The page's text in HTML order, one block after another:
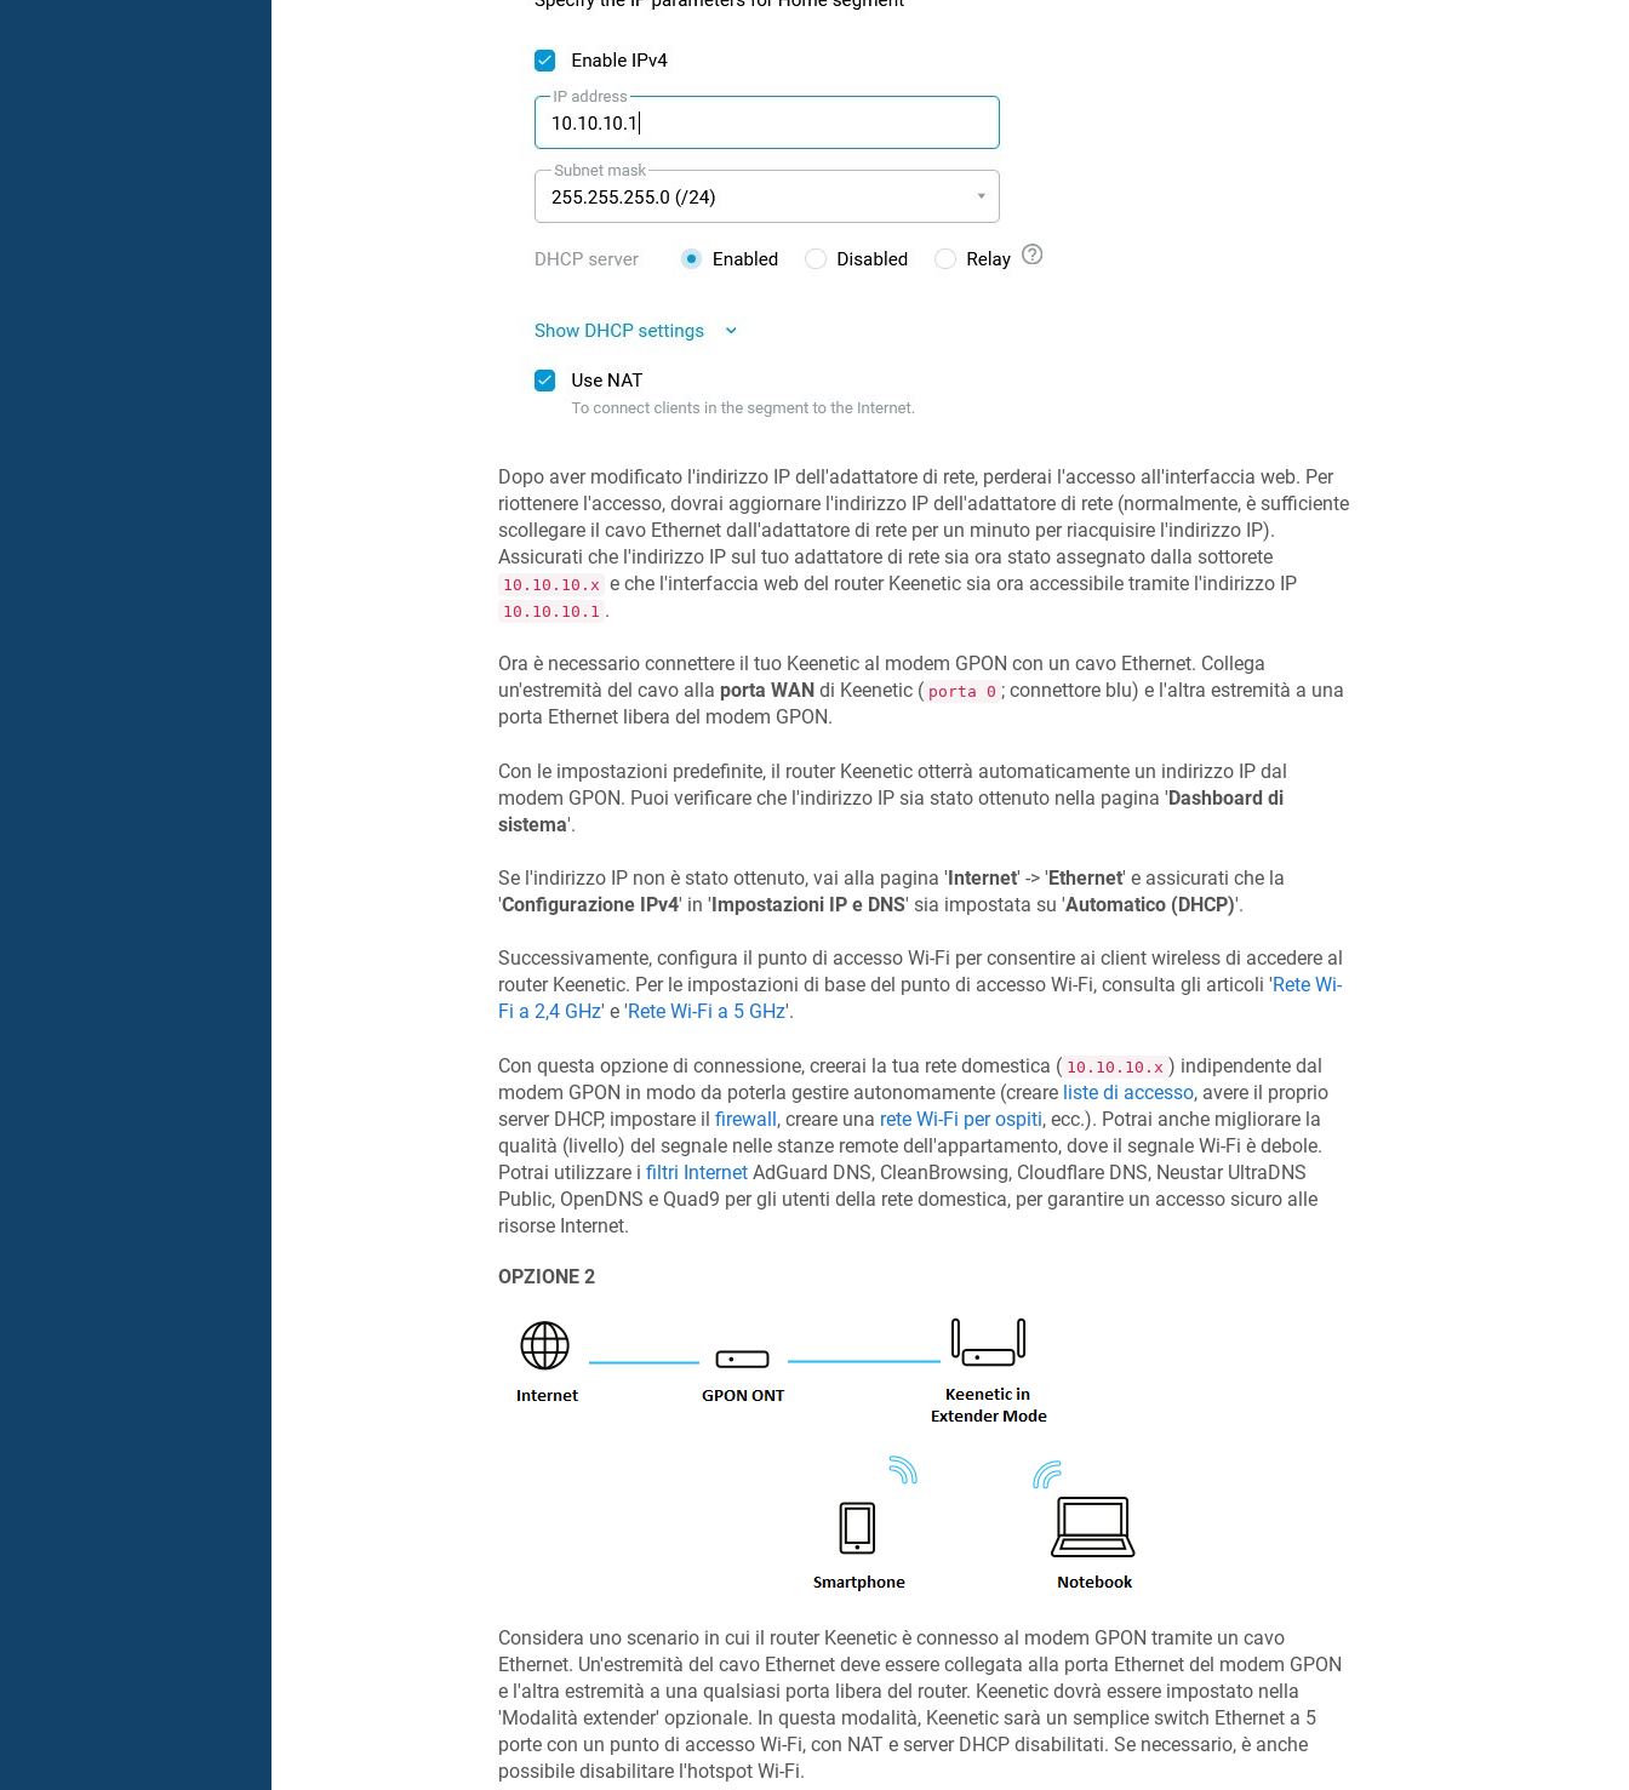
Dopo aver modificato l'indirizzo IP dell'adattatore di rete, perderai l'accesso all'interfaccia web. Per
riottenere l'accesso, dovrai aggiornare l'indirizzo IP dell'adattatore di rete (normalmente, è sufficiente
scollegare il cavo Ethernet dall'adattatore di rete per un minuto per riacquisire l'indirizzo IP).
Assicurati che l'indirizzo IP sul tuo adattatore di rete sia ora stato assegnato dalla sottorete
10.10.10.x e che l'interfaccia web del router Keeneticsia ora accessibile tramite l'indirizzo IP
10.10.10.1 .
Ora è necessario connettere il tuo Keenetical modem GPON con un cavo Ethernet. Collega
un'estremità del cavo alla porta WAN di Keenetic( porta 0 ; connettore blu) e l'altra estremità a una
porta Ethernet libera del modem GPON.
Con le impostazioni predefinite, il router Keeneticotterrà automaticamente un indirizzo IP dal
modem GPON. Puoi verificare che l'indirizzo IP sia stato ottenuto nella pagina 'Dashboard di
sistema'.
Se l'indirizzo IP non è stato ottenuto, vai alla pagina 'Internet' -> 'Ethernet' e assicurati che la
'Configurazione IPv4' in 'Impostazioni IP e DNS' sia impostata su 'Automatico (DHCP)'.
Successivamente, configura il punto di accesso Wi-Fi per consentire ai client wireless di accedere al
router Keenetic. Per le impostazioni di base del punto di accesso Wi-Fi, consulta gli articoli 'Rete Wi-
Fi a 2,4 GHz' e 'Rete Wi-Fi a 5 GHz'.
Con questa opzione di connessione, creerai la tua rete domestica ( 10.10.10.x ) indipendente dal
modem GPON in modo da poterla gestire autonomamente (creare liste di accesso, avere il proprio
server DHCP, impostare il firewall, creare una rete Wi-Fi per ospiti, ecc.). Potrai anche migliorare la
qualità (livello) del segnale nelle stanze remote dell'appartamento, dove il segnale Wi-Fi è debole.
Potrai utilizzare i filtri InternetAdGuard DNS, CleanBrowsing, Cloudflare DNS, Neustar UltraDNS
Public, OpenDNS e Quad9 per gli utenti della rete domestica, per garantire un accesso sicuro alle
risorse Internet.
OPZIONE 2
Considera uno scenario in cui il router Keeneticè connesso al modem GPON tramite un cavo
Ethernet. Un'estremità del cavo Ethernet deve essere collegata alla porta Ethernet del modem GPON
e l'altra estremità a una qualsiasi porta libera del router. Keeneticdovrà essere impostato nella
'Modalità extender' opzionale. In questa modalità, Keeneticsarà un semplice switch Ethernet a 5
porte con un punto di accesso Wi-Fi, con NAT e server DHCP disabilitati. Se necessario, è anche
possibile disabilitare l'hotspot Wi-Fi.